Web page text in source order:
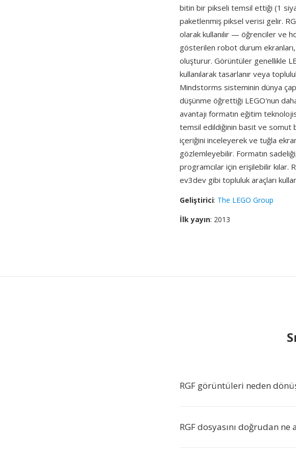
bitin bir pikseli temsil ettiği (1
paketlenmiş piksel verisi gelir.
olarak kullanılır — öğrenciler ve
gösterilen robot durum ekranları,
oluşturur. Görüntüler genellikle
kullanılarak tasarlanır veya
Mindstorms sisteminin dünya
düşünme öğrettiği LEGO'nun
avantajı formatın eğitim
temsil edildiğinin basit ve somut
içeriğini inceleyerek ve tuğla
gözlemleyebilir. Formatın
programcılar için erişilebilir kılar.
ev3dev gibi topluluk araçları
Geliştirici: The LEGO Group
İlk yayın: 2013
RGF görüntüleri neden
RGF dosyasını doğrudan ne